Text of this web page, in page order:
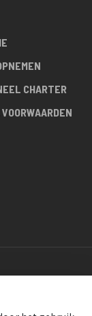
CHARTER